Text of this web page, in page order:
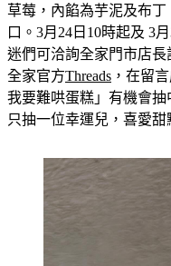
草莓，內餡為芋泥及布
口。3月24日10時起及 3
迷們可洽詢全家門市店
全家官方Threads ，在留
我要難哄蛋糕」有機會抽
只抽一位幸運兒，喜愛甜